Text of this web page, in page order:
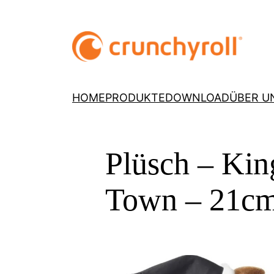
HOMEPRODUKTEDOWNLOADÜBER
Plüsch –
Town –